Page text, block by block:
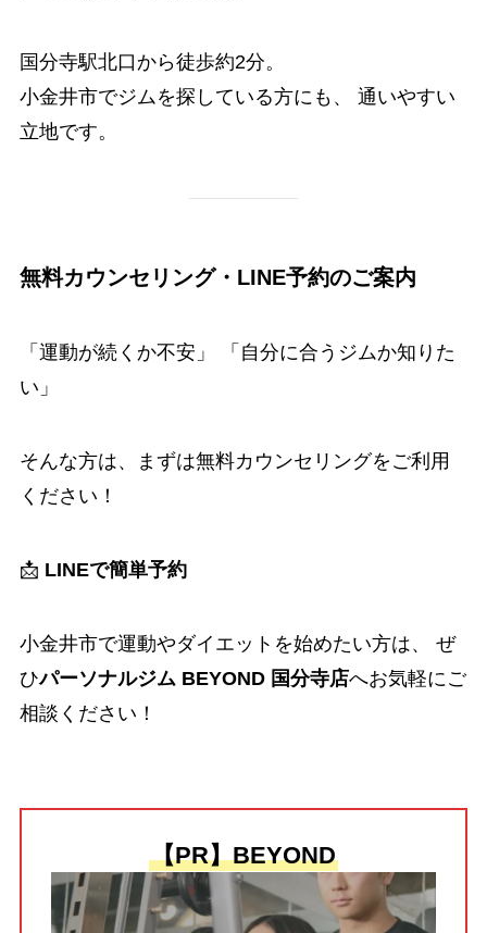
国分寺駅北口から徒歩約2分。
小金井市でジムを探している方にも、 通いやすい
立地です。
無料カウンセリング・LINE予約のご案内
「運動が続くか不安」 「自分に合うジムか知りた
い」
そんな方は、まずは無料カウンセリングをご利用
ください！
📩 LINEで簡単予約
小金井市で運動やダイエットを始めたい方は、 ぜ
ひパーソナルジム BEYOND 国分寺店へお気軽にご
相談ください！
【PR】BEYOND